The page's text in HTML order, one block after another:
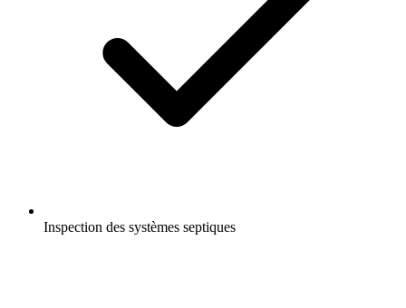
Inspection des systèmes septiques